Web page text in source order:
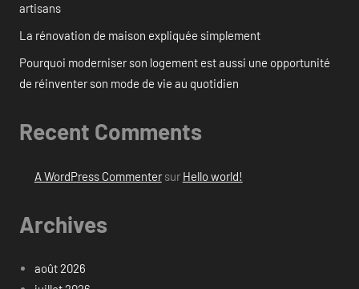
artisans
La rénovation de maison expliquée simplement
Pourquoi moderniser son logement est aussi une opportunité
de réinventer son mode de vie au quotidien
Recent Comments
A WordPress Commentersur Hello world!
Archives
août 2026